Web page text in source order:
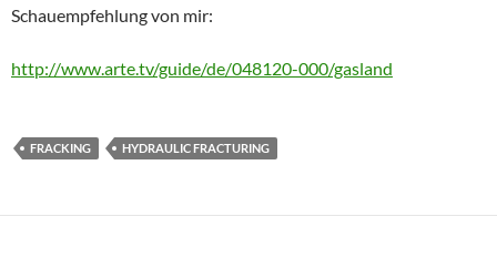
Schauempfehlung von mir:
http://www.arte.tv/guide/de/048120-000/gasland
FRACKING HYDRAULIC FRACTURING